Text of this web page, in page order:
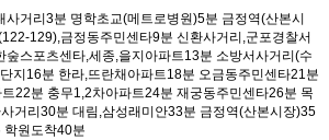
사거리 3분 명학초교(메트로병원)5분 금정역(산본시
129),금정동주민센타9분 신환사거리,군포경찰서
숲스포츠센타,세종,을지아파트13분 소방서사거리(수
지 16분 한라,뜨란채아파트18분 오금동주민센타21분
22분 충무1,2차아파트24분 재궁동주민센타26분 목
거리 30분 대림,삼성래미안33분 금정역(산본시장)35
학원도착40분